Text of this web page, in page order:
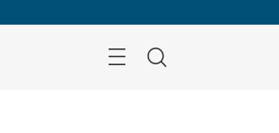
Suche